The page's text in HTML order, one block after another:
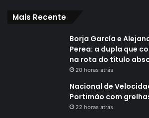
Mais Recente
Borja García e
Perea: a dupla que
na rota do título
20 horas atrás
Nacional de
Portimão com
22 horas atrás